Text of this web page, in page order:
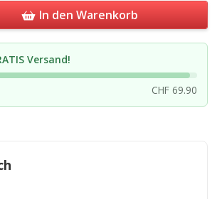
the desired amount
In den Warenkorb
Versand!
CHF 69.90